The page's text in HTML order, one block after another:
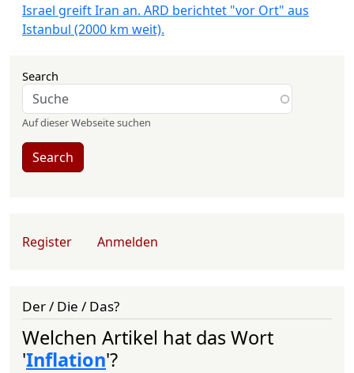
Israel greift Iran an. ARD berichtet "vor Ort" aus
Istanbul (2000 km weit).
Search
Auf dieser Webseite suchen
Search
User account menu
Register Anmelden
Der / Die / Das?
Welchen Artikel hat das Wort
'Inflation'?